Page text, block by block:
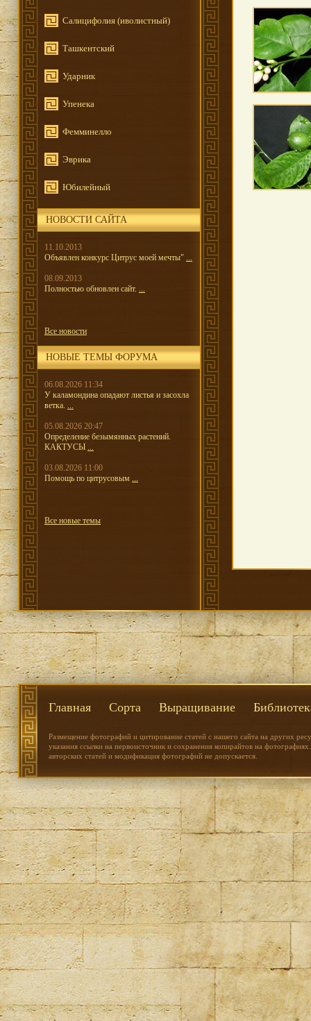
Салицифолия (иволистный)
Ташкентский
Ударник
Упенека
Фемминелло
Эврика
Юбилейный
НОВОСТИ САЙТА
11.10.2013
Объявлен конкурс Цитрус моей мечты" ...
08.09.2013
Полностью обновлен сайт. ...
Все новости
НОВЫЕ ТЕМЫ ФОРУМА
06.08.2026 11:34
У каламондина опадают листья и засохла
ветка. ...
05.08.2026 20:47
Определение безымянных растений.
КАКТУСЫ ...
03.08.2026 11:00
Помощь по цитрусовым ...
Все новые темы
Главная Сорта Выращивание
Размещение фотографий и цитирование статей с нашего сайта на других
указания ссылки на первоисточник и сохранения копирайтов на
авторских статей и модификация фотографий не допускается.